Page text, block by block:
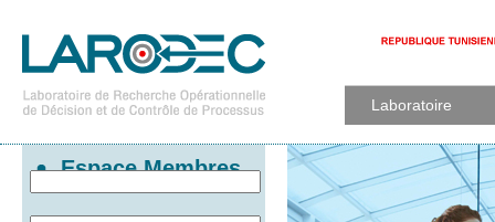
Laboratoire
Espace Membres